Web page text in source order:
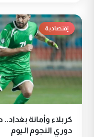
إقتصادية
كربلاء وأمانة
دوري النجوم اليوم